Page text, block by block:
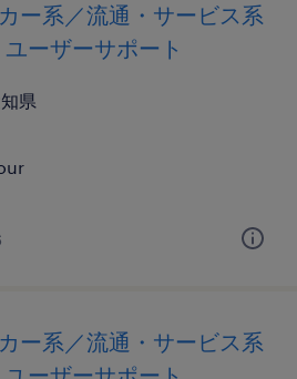
ー系／流通・サービス系
ーザーサポート
県
ー系／流通・サービス系